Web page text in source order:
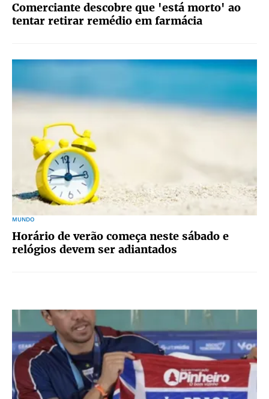
Comerciante descobre que 'está morto' ao
tentar retirar remédio em farmácia
MUNDO
Horário de verão começa neste sábado e
relógios devem ser adiantados